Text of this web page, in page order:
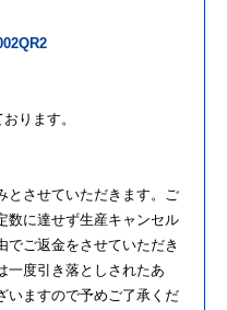
ります。
とさせていただきます。ご
数に達せず生産キャンセル
でご返金をさせていただき
一度引き落としされたあ
いますので予めご了承くだ